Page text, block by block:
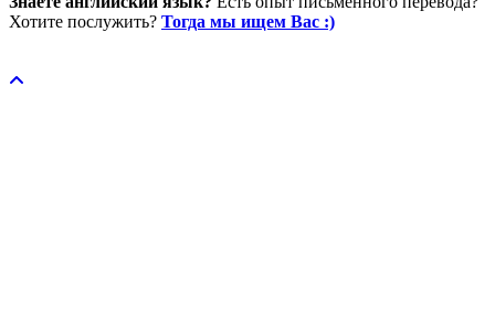
Хотите послужить? Тогда мы ищем Вас :)